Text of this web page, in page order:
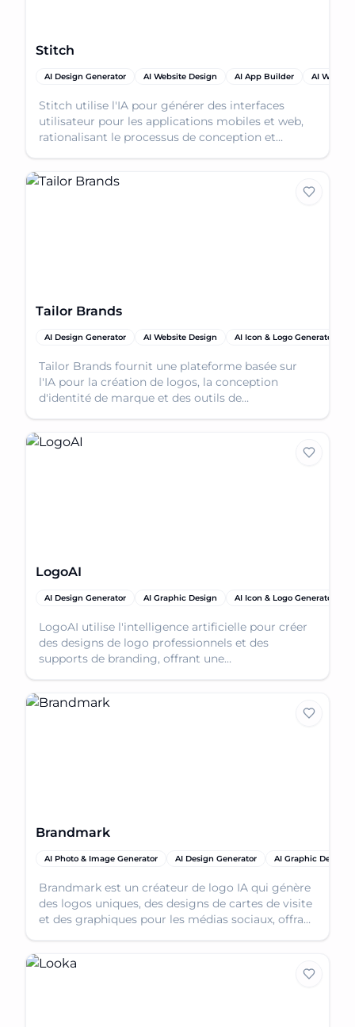
Stitch
AI Design Generator AI Website Design AI App Builder AI
Stitch utilise l'IA pour générer des interfaces
utilisateur pour les applications mobiles et web,
rationalisant le processus de conception et
Tailor Brands
AI Design Generator AI Website Design AI Icon & Logo Generator
Tailor Brands fournit une plateforme basée sur
l'IA pour la création de logos, la conception
d'identité de marque et des outils de
LogoAI
AI Design Generator AI Graphic Design AI Icon & Logo Generator
LogoAI utilise l'intelligence artificielle pour créer
des designs de logo professionnels et des
supports de branding, offrant une
Brandmark
AI Photo & Image Generator AI Design Generator AI Graphic Design
Brandmark est un créateur de logo IA qui génère
des logos uniques, des designs de cartes de visite
et des graphiques pour les médias sociaux, offrant